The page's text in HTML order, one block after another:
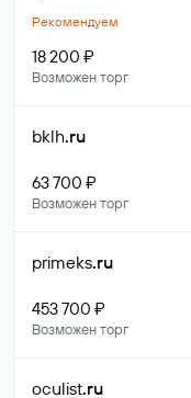
Рекомендуем
18 200 ₽
Возможен торг
bklh.ru
63 700 ₽
Возможен торг
primeks.ru
453 700 ₽
Возможен торг
oculist.ru